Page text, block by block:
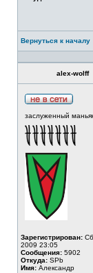
Вернуться к началу
alex-wolff
заслуженный
Зарегистрирован:
2009 23:05
Сообщения: 5902
Откуда: SPb
Имя: Александр